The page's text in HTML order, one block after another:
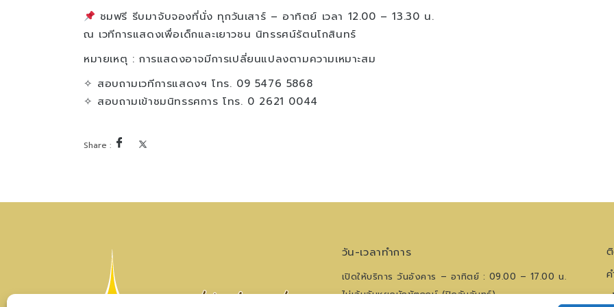
ชมฟรี รีบมาจับจองที่นั่ง ทุกวันเสาร์ – อาทิตย์ เวลา 12.00 – 13.30 น.
ณ เวทีการแสดงเพื่อเด็กและเยาวชน นิทรรศน์รัตนโกสินทร์
หมายเหตุ : การแสดงอาจมีการเปลี่ยนแปลงตามความเหมาะสม
✧ สอบถามเวทีการแสดงฯ โทร. 09 5476 5868
✧ สอบถามเข้าชมนิทรรศการ โทร. 0 2621 0044
วัน-เวลาทำการ
เปิดให้บริการ วันอังคาร – อาทิตย์ : 09.00 – 17.00 น.
ไม่เว้นวันหยุดนักขัตฤกษ์ (ปิดวันจันทร์)